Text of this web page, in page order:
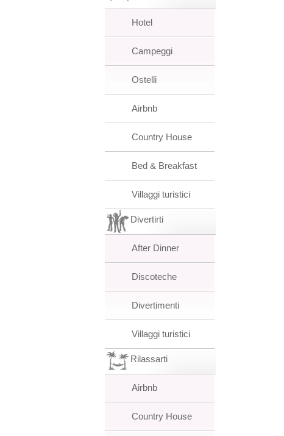
Hotel
Campeggi
Ostelli
Airbnb
Country House
Bed & Breakfast
Villaggi turistici
Divertirti
After Dinner
Discoteche
Divertimenti
Villaggi turistici
Rilassarti
Airbnb
Country House